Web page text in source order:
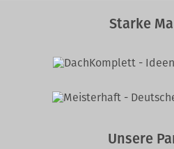
Starke
Unsere